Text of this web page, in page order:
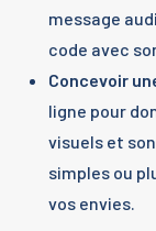
message
code avec
Concevoir
ligne pour
visuels et
simples ou
vos envies.